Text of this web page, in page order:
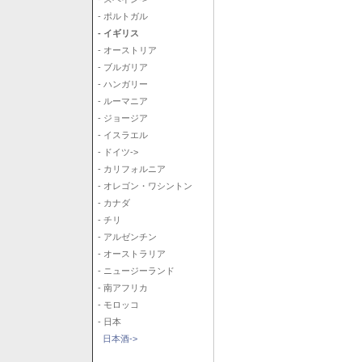
- ポルトガル
- イギリス
- オーストリア
- ブルガリア
- ハンガリー
- ルーマニア
- ジョージア
- イスラエル
- ドイツ->
- カリフォルニア
- オレゴン・ワシントン
- カナダ
- チリ
- アルゼンチン
- オーストラリア
- ニュージーランド
- 南アフリカ
- モロッコ
- 日本
日本酒->